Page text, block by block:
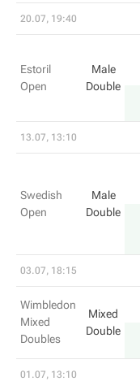
20.07, 19:40
Estoril
Open
Male
Double
13.07, 13:10
Swedish
Open
Male
Double
03.07, 18:15
Wimbledon
Mixed
Doubles
Mixed
Double
01.07, 13:10